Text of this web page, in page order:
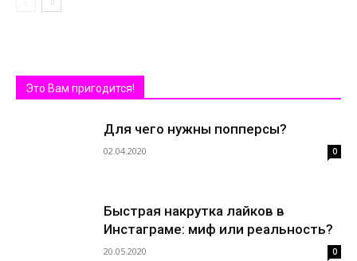
Это Вам пригодится!
Для чего нужны попперсы?
02.04.2020 0
Быстрая накрутка лайков в
Инстаграме: миф или реальность?
20.05.2020 0